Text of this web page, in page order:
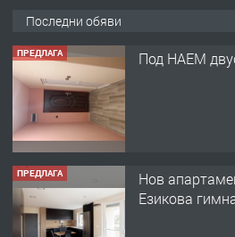
Последни обяви
ПРЕДЛАГА Под НАЕМ
ПРЕДЛАГА
Нов
Езикова